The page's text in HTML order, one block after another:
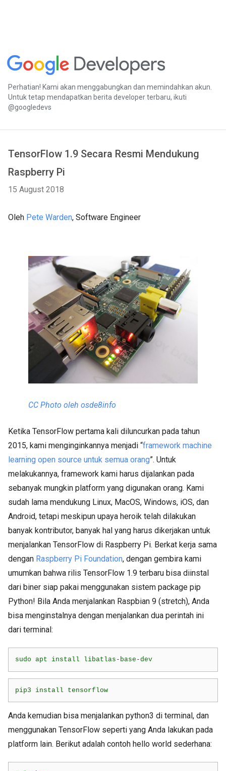
Perhatian! Kami akan menggabungkan dan memindahkan akun.
Untuk tetap mendapatkan berita developer terbaru, ikuti
@googledevs
TensorFlow 1.9 Secara Resmi Mendukung
Raspberry Pi
15 August 2018
Oleh Pete Warden, Software Engineer
CC Photo oleh osde8info
Ketika TensorFlow pertama kali diluncurkan pada tahun
2015, kami menginginkannya menjadi “framework machine
learning open source untuk semua orang”. Untuk
melakukannya, framework kami harus dijalankan pada
sebanyak mungkin platform yang digunakan orang. Kami
sudah lama mendukung Linux, MacOS, Windows, iOS, dan
Android, tetapi meskipun upaya heroik telah dilakukan
banyak kontributor, banyak hal yang harus dikerjakan untuk
menjalankan TensorFlow di Raspberry Pi. Berkat kerja sama
dengan Raspberry Pi Foundation, dengan gembira kami
umumkan bahwa rilis TensorFlow 1.9 terbaru bisa diinstal
dari biner siap pakai menggunakan sistem package pip
Python! Bila Anda menjalankan Raspbian 9 (stretch), Anda
bisa menginstalnya dengan menjalankan dua perintah ini
dari terminal:
sudo apt install libatlas-base-dev
pip3 install tensorflow
Anda kemudian bisa menjalankan python3 di terminal, dan
menggunakan TensorFlow seperti yang Anda lakukan pada
platform lain. Berikut adalah contoh hello world sederhana: